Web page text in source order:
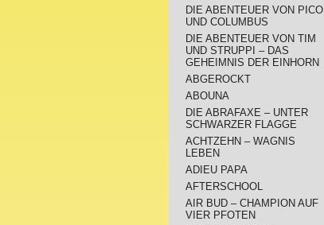
DIE ABENTEUER VON PICO
UND COLUMBUS
DIE ABENTEUER VON TIM
UND STRUPPI – DAS
GEHEIMNIS DER EINHORN
ABGEROCKT
ABOUNA
DIE ABRAFAXE – UNTER
SCHWARZER FLAGGE
ACHTZEHN – WAGNIS
LEBEN
ADIEU PAPA
AFTERSCHOOL
AIR BUD – CHAMPION AUF
VIER PFOTEN